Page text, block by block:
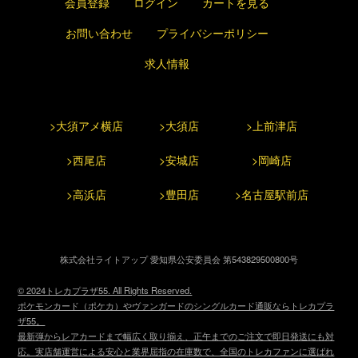
お問い合わせ
プライバシーポリシー
求人情報
>大須アメ横店 >大須店 >上前津店
>西尾店 >安城店 >岡崎店
>高浜店 >豊田店 >名古屋駅前店
株式会社ライトアップ 愛知県公安委員会 第543829500800号
© 2024トレカプラザ55. All Rights Reserved.
ポケモンカード（ポケカ）やヴァンガードのシングルカード通販ならトレカプラ
ザ55。
最新弾からレアカードまで幅広く取り揃え、正午までのご注文で即日発送にも対
応。実店舗運営による安心と業界屈指の在庫数で、全国のトレカファンに選ばれ